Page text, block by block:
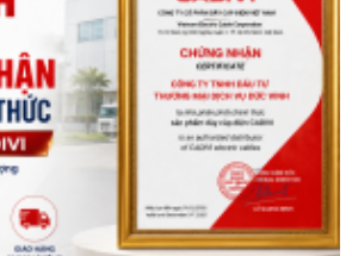
chuyển động trong hệ sinh thái
phát sáng rực rỡ khi phát hiện
Điều này tạo ra một lớp bảo vệ chủ
của bạn.
lên đến 25.000 – 30.000 giờ sử
với nhiều năm vận hành mà không
giúp giảm thiểu chi phí bảo trì và
góp vào việc bảo vệ môi trường